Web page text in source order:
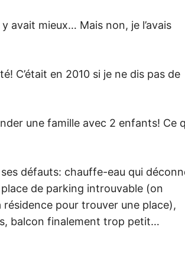
y avait mieux… Mais non, je l’avais
C’était en 2010 si je ne dis pas de
une famille avec 2 enfants! Ce
défauts: chauffe-eau qui
de parking introuvable (on
pour trouver une place),
balcon finalement trop petit…